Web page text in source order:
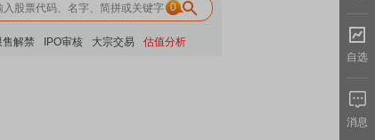
0
售解禁 IPO审核 大宗交易 估值分析
自选
消息